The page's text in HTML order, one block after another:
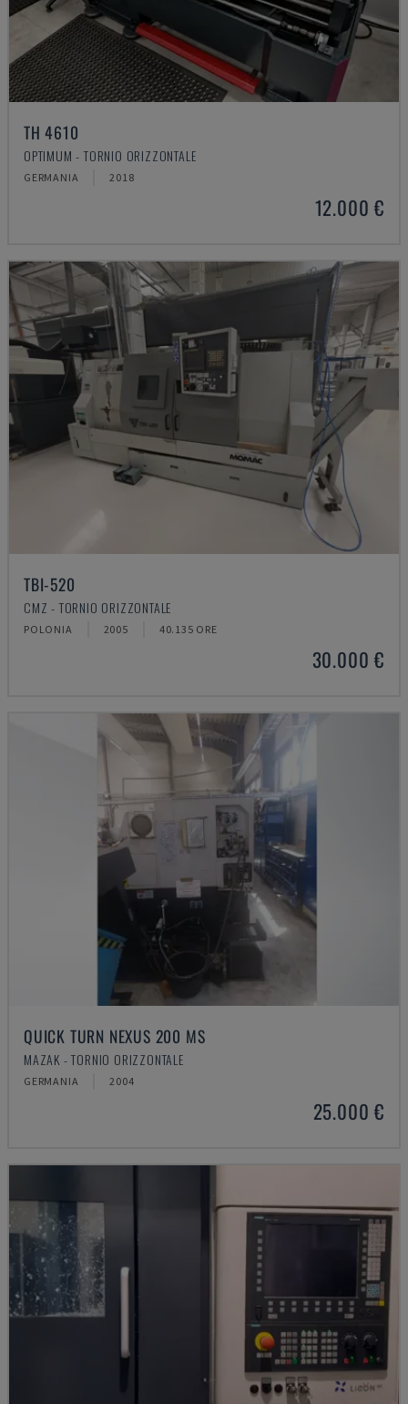
TH 4610
OPTIMUM - TORNIO ORIZZONTALE
GERMANIA 2018
12.000 €
TBI-520
CMZ - TORNIO ORIZZONTALE
POLONIA 2005 40.135 ORE
30.000 €
QUICK TURN NEXUS 200 MS
MAZAK - TORNIO ORIZZONTALE
GERMANIA 2004
25.000 €